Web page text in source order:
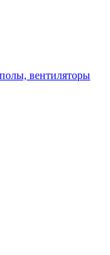
вентиляторы